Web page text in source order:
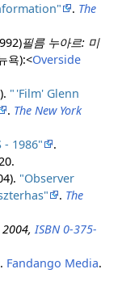
. The
필름 누아르: 미
욕):<Overside
" 'Film' Glenn
. The New York
- 1986"
.
.
"Observer
. The
2004,ISBN 0-375-
. Fandango Media.